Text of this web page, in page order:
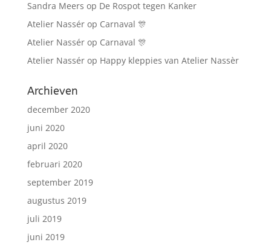
Sandra Meers op De Rospot tegen Kanker
Atelier Nassérop Carnaval 🎊
Atelier Nassérop Carnaval 🎊
Atelier Nassérop Happy kleppies van Atelier Nassèr
Archieven
december 2020
juni 2020
april 2020
februari 2020
september 2019
augustus 2019
juli 2019
juni 2019